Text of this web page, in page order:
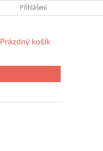
Přihlášení
NÁKUPNÍ
Prázdný košík